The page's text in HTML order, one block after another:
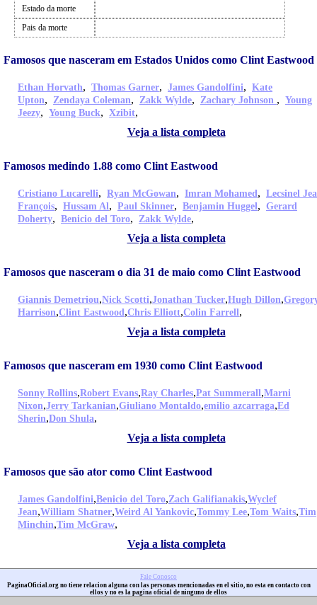
Estado da morte
Pais da morte
Famosos que nasceram em Estados Unidos como Clint Eastwood
Ethan Horvath, Thomas Garner, James Gandolfini, Kate
Upton, Zendaya Coleman, Zakk Wylde, Zachary Johnson , Young
Jeezy, Young Buck, Xzibit,
Veja a lista completa
Famosos medindo 1.88 como Clint Eastwood
Cristiano Lucarelli, Ryan McGowan, Imran Mohamed, Lecsinel
François, Hussam Al, Paul Skinner, Benjamin Huggel, Gerard
Doherty, Benicio del Toro, Zakk Wylde,
Veja a lista completa
Famosos que nasceram o dia 31 de maio como Clint Eastwood
Giannis Demetriou,Nick Scotti,Jonathan Tucker,Hugh Dillon,
Harrison,Clint Eastwood,Chris Elliott,Colin Farrell,
Veja a lista completa
Famosos que nasceram em 1930 como Clint Eastwood
Sonny Rollins,Robert Evans,Ray Charles,Pat Summerall,Marni
Nixon,Jerry Tarkanian,Giuliano Montaldo,emilio azcarraga,Ed
Sherin,Don Shula,
Veja a lista completa
Famosos que são ator como Clint Eastwood
James Gandolfini,Benicio del Toro,Zach Galifianakis,Wyclef
Jean,William Shatner,Weird Al Yankovic,Tommy Lee,Tom Waits,Tim
Minchin,Tim McGraw,
Veja a lista completa
Fale Conosco
PaginaOficial.org no tiene relacion alguna con las personas mencionadas en el sitio, no esta en contacto con
ellos y no es la pagina oficial de ninguno de ellos